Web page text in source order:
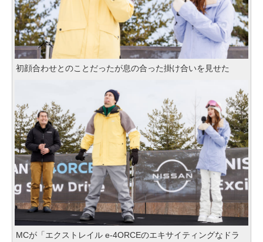
初顔合わせとのことだったが息の合った掛け合いを見せた
MCが「エクストレイル e-4ORCEのエキサイティングなドラ